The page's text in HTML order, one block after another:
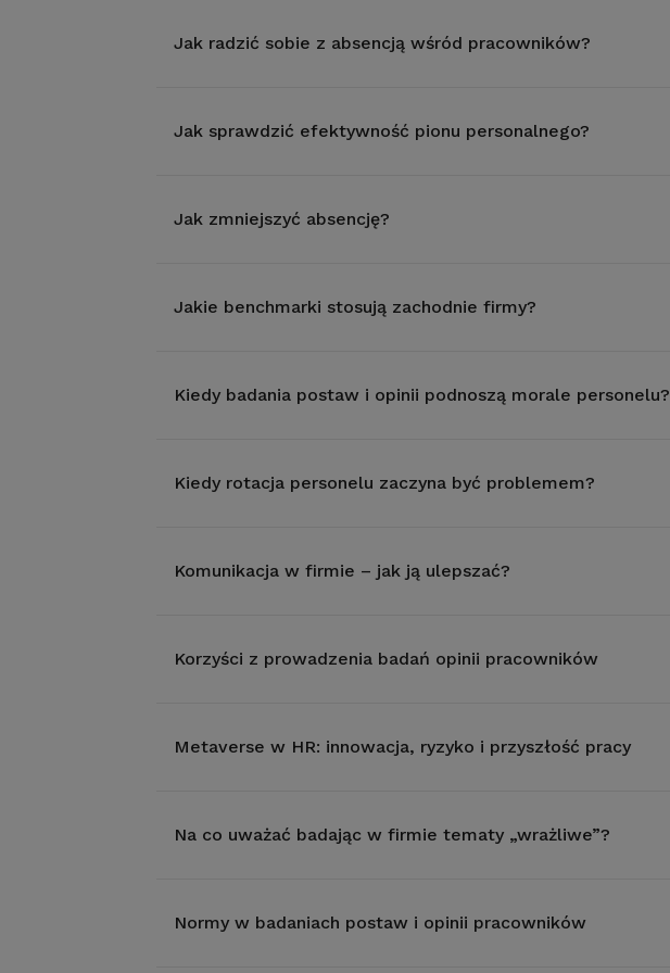
Jak radzić sobie z absencją wśród pracowników?
Jak sprawdzić efektywność pionu personalnego?
Jak zmniejszyć absencję?
Jakie benchmarki stosują zachodnie firmy?
Kiedy badania postaw i opinii podnoszą morale personelu?
Kiedy rotacja personelu zaczyna być problemem?
Komunikacja w firmie – jak ją ulepszać?
Korzyści z prowadzenia badań opinii pracowników
Metaverse w HR: innowacja, ryzyko i przyszłość pracy
Na co uważać badając w firmie tematy „wrażliwe”?
Normy w badaniach postaw i opinii pracowników